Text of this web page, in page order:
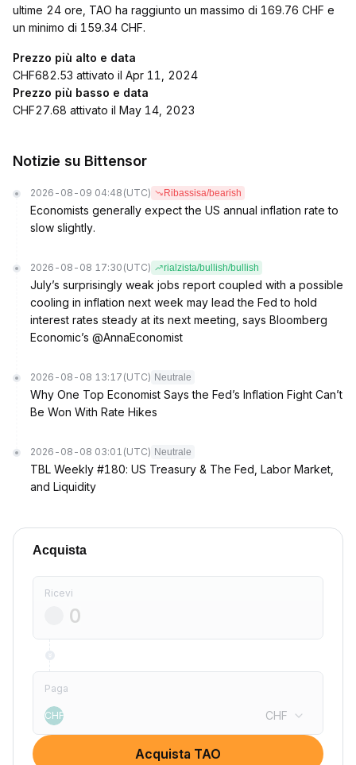
ultime 24 ore, TAO ha raggiunto un massimo di 169.76 CHF e
un minimo di 159.34 CHF.
Prezzo più alto e data
CHF682.53 attivato il Apr 11, 2024
Prezzo più basso e data
CHF27.68 attivato il May 14, 2023
Notizie su Bittensor
2026-08-09 04:48 (UTC) Ribassisa/bearish
Economists generally expect the US annual inflation rate to
slow slightly.
2026-08-08 17:30 (UTC) rialzista/bullish/bullish
July’s surprisingly weak jobs report coupled with a possible
cooling in inflation next week may lead the Fed to hold
interest rates steady at its next meeting, says Bloomberg
Economic’s @AnnaEconomist
2026-08-08 13:17 (UTC) Neutrale
Why One Top Economist Says the Fed’s Inflation Fight Can’t
Be Won With Rate Hikes
2026-08-08 03:01 (UTC) Neutrale
TBL Weekly #180: US Treasury & The Fed, Labor Market,
and Liquidity
Acquista
Ricevi
Paga
CHF CHF
Acquista TAO